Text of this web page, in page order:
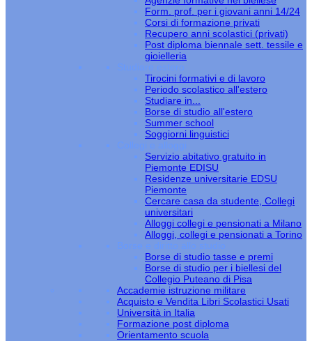
Form. prof. per i giovani anni 14/24
Corsi di formazione privati
Recupero anni scolastici (privati)
Post diploma biennale sett. tessile e
gioielleria
Studiare estero
Tirocini formativi e di lavoro
Periodo scolastico all'estero
Studiare in...
Borse di studio all'estero
Summer school
Soggiorni linguistici
Collegi e alloggi
Servizio abitativo gratuito in
Piemonte EDISU
Residenze universitarie EDSU
Piemonte
Cercare casa da studente, Collegi
universitari
Alloggi collegi e pensionati a Milano
Alloggi, collegi e pensionati a Torino
Borse e diritto allo studio
Borse di studio tasse e premi
Borse di studio per i biellesi del
Collegio Puteano di Pisa
Accademie istruzione militare
Acquisto e Vendita Libri Scolastici Usati
Università in Italia
Formazione post diploma
Orientamento scuola